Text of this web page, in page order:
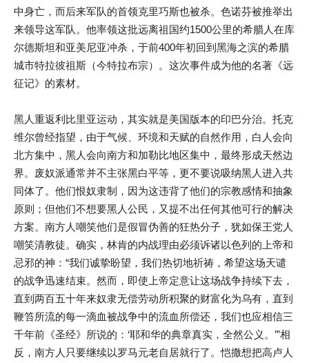
中身亡，而后来军队的首领克里巧斯也被杀。色诺芬被推举出
来领导这军队。他率领这批远离祖国约1500公里的希腊人在库
尔德斯坦和亚美尼亚冲杀，于前400年初回到黑海之滨的希腊
城市特拉彼祖斯（今特拉布宗）。这次事件成为他的名著《远
征记》的素材。
黑人重返利比里亚运动，其实就是美国版本的印巴分治。托克
维尔曾经指望，由于气候、环境和天赋的自然作用，白人会向
北方集中，黑人会向南方和加勒比地区集中，最终形成天然边
界。废奴派通常并不主张黑白平等，更不要说吸纳黑人进入共
同体了。他们恨奴隶制，因为这违背了他们的宗教感情和抽象
原则；但他们不想要黑人公民，又提不出任何其他可行的解决
方案。南方人嘲笑他们是假冒伪善的狂热分子，犹如保王党人
嘲笑清教徒。确实，林肯的内战理由必须诉诸以色列的上帝和
忌邪的神：“我们诚挚盼望，我们热切地祈祷，希望这场天谴
的战争迅速结束。然而，即使上帝定意让这场战争持续下去，
直到两百五十年来奴隶无偿劳动所积聚的财富化为乌有，直到
鞭笞所流的每一滴血被战争中的流血所偿还，我们也应相信三
千年前《圣经》所说的：‘耶和华的典章真实，全然公义。’”相
反，南方人只要继续以罗马元老自居就行了。恺撒想把高卢人